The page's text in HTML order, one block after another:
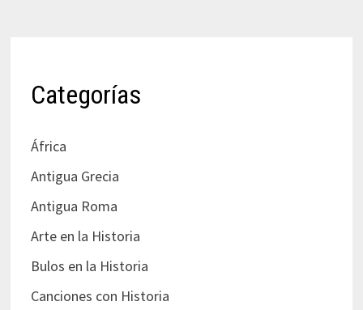
Categorías
África
Antigua Grecia
Antigua Roma
Arte en la Historia
Bulos en la Historia
Canciones con Historia